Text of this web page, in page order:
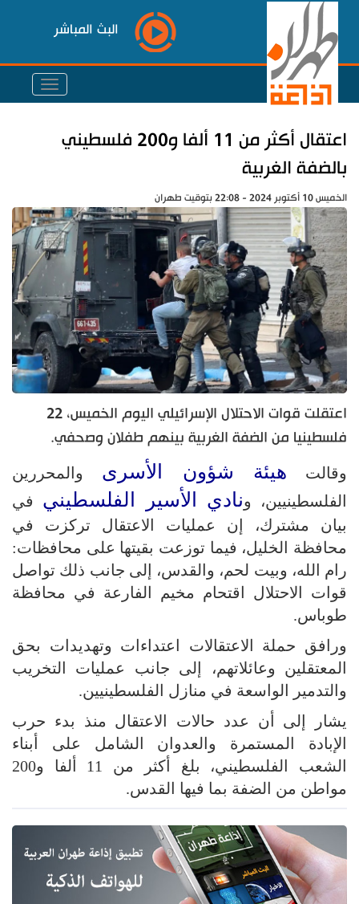
البث المباشر
اعتقال أكثر من 11 ألفا و200 فلسطيني
بالضفة الغربية
الخميس 10 أكتوبر 2024 - 22:08 بتوقيت طهران
اعتقلت قوات الاحتلال الإسرائيلي اليوم الخميس، 22
فلسطينيا من الضفة الغربية بينهم طفلان وصحفي.
وقالت هيئة شؤون الأسرى والمحررين
الفلسطينيين، ونادي الأسير الفلسطيني في
بيان مشترك، إن عمليات الاعتقال تركزت في
محافظة الخليل، فيما توزعت بقيتها على محافظات:
رام الله، وبيت لحم، والقدس، إلى جانب ذلك تواصل
قوات الاحتلال اقتحام مخيم الفارعة في محافظة
طوباس.
ورافق حملة الاعتقالات اعتداءات وتهديدات بحق
المعتقلين وعائلاتهم، إلى جانب عمليات التخريب
والتدمير الواسعة في منازل الفلسطينيين.
يشار إلى أن عدد حالات الاعتقال منذ بدء حرب
الإبادة المستمرة والعدوان الشامل على أبناء
الشعب الفلسطيني، بلغ أكثر من 11 ألفا و200
مواطن من الضفة بما فيها القدس.